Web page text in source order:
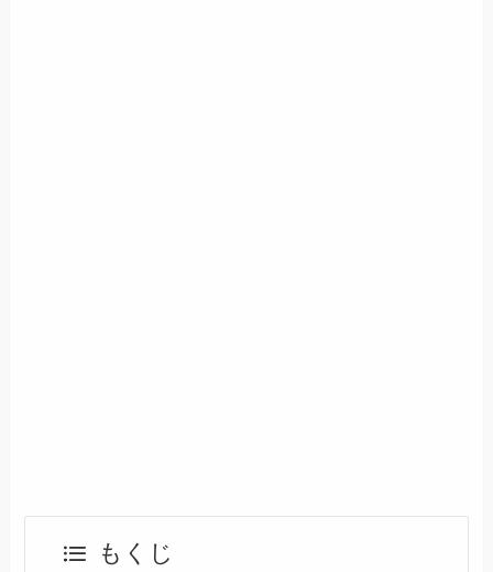
もくじ